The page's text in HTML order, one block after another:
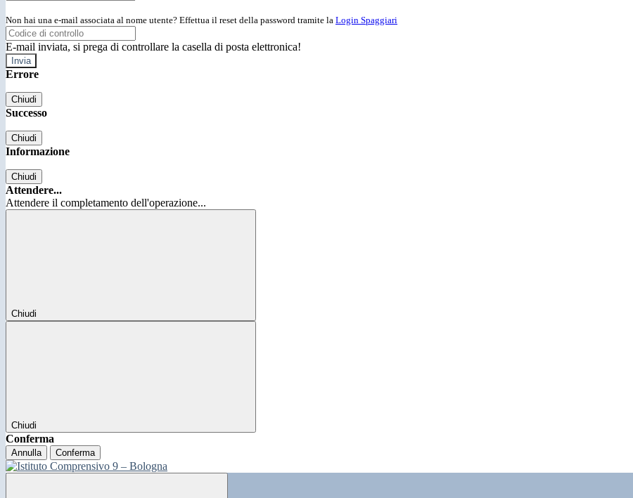
Non hai una e-mail associata al nome utente? Effettua il reset della password tramite la Login Spaggiari
E-mail inviata, si prega di controllare la casella di posta elettronica!
Errore
Chiudi
Successo
Chiudi
Informazione
Chiudi
Attendere...
Attendere il completamento dell'operazione...
Chiudi
Chiudi
Conferma
Annulla Conferma